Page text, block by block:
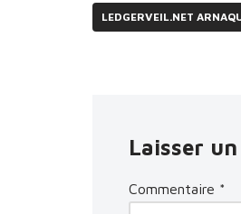
LEDGERVEIL.NET
Laisser
Commentaire *